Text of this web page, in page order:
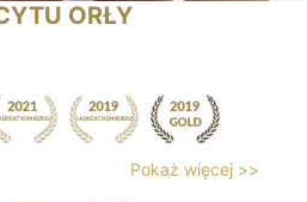
ORŁY
Pokaż więcej >>